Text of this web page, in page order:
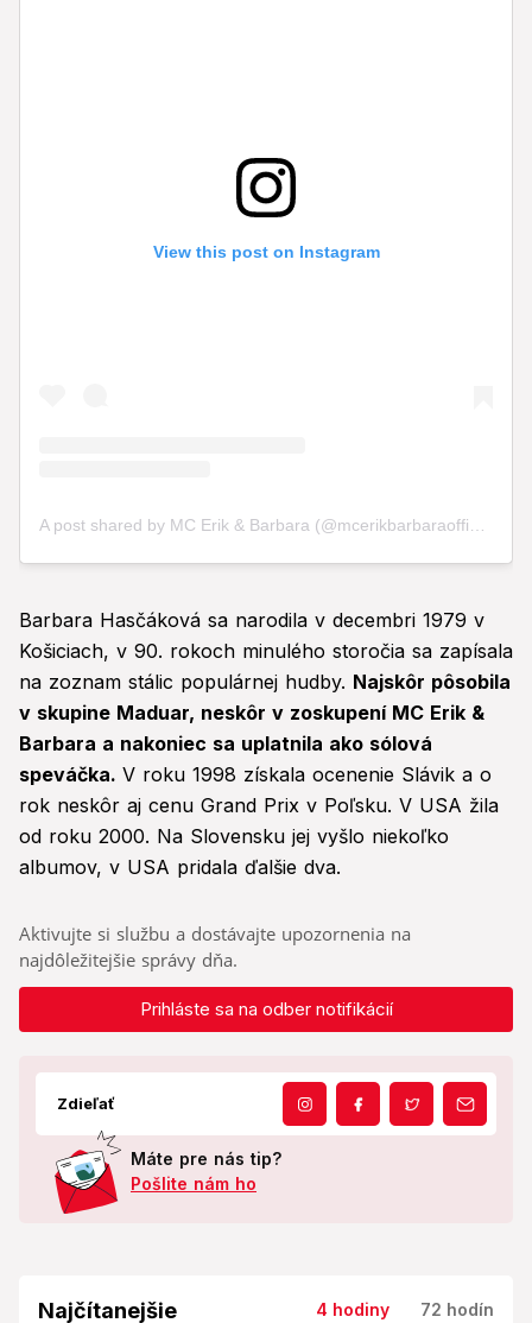
Barbara Hasčáková sa narodila v decembri 1979 v
Košiciach, v 90. rokoch minulého storočia sa zapísala
na zoznam stálic populárnej hudby. Najskôr pôsobila
v skupine Maduar, neskôr v zoskupení MC Erik &
Barbara a nakoniec sa uplatnila ako sólová
speváčka. V roku 1998 získala ocenenie Slávik a o
rok neskôr aj cenu Grand Prix v Poľsku. V USA žila
od roku 2000. Na Slovensku jej vyšlo niekoľko
albumov, v USA pridala ďalšie dva.
Aktivujte si službu a dostávajte upozornenia na
najdôležitejšie správy dňa.
Prihláste sa na odber notifikácií
Zdieľať
Máte pre nás tip?
Pošlite nám ho
Najčítanejšie 4 hodiny 72 hodín